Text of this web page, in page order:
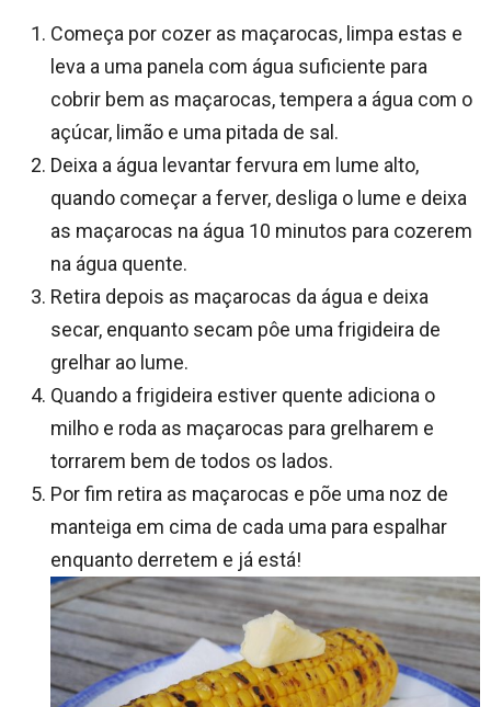
Começa por cozer as maçarocas, limpa estas e
leva a uma panela com água suficiente para
cobrir bem as maçarocas, tempera a água com o
açúcar, limão e uma pitada de sal.
Deixa a água levantar fervura em lume alto,
quando começar a ferver, desliga o lume e deixa
as maçarocas na água 10 minutos para cozerem
na água quente.
Retira depois as maçarocas da água e deixa
secar, enquanto secam pôe uma frigideira de
grelhar ao lume.
Quando a frigideira estiver quente adiciona o
milho e roda as maçarocas para grelharem e
torrarem bem de todos os lados.
Por fim retira as maçarocas e põe uma noz de
manteiga em cima de cada uma para espalhar
enquanto derretem e já está!